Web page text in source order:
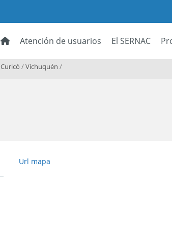
Atención de usuarios El SERNAC
Curicó /Vichuquén /
Url mapa